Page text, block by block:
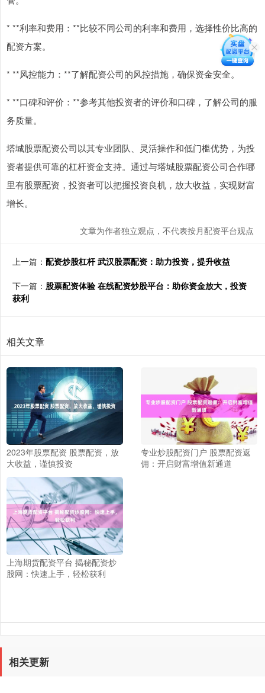
* **利率和费用：**比较不同公司的利率和费用，选择性价比高的
配资方案。
* **风控能力：**了解配资公司的风控措施，确保资金安全。
* **口碑和评价：**参考其他投资者的评价和口碑，了解公司的服
务质量。
塔城股票配资公司以其专业团队、灵活操作和低门槛优势，为投
资者提供可靠的杠杆资金支持。通过与塔城股票配资公司合作哪
里有股票配资，投资者可以把握投资良机，放大收益，实现财富
增长。
文章为作者独立观点，不代表按月配资平台观点
上一篇： 配资炒股杠杆 武汉股票配资：助力投资，提升收益
下一篇： 股票配资体验 在线配资炒股平台：助你资金放大，投资
获利
相关文章
2023年股票配资 股票配资，放
大收益，谨慎投资
专业炒股配资门户 股票配资返
佣：开启财富增值新通道
上海期货配资平台 揭秘配资炒
股网：快速上手，轻松获利
相关更新